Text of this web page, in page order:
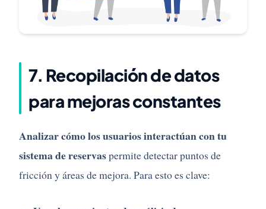
7. Recopilación de datos
para mejoras constantes
Analizar cómo los usuarios interactúan con tu
sistema de reservaspermite detectar puntos de
fricción y áreas de mejora. Para esto es clave: